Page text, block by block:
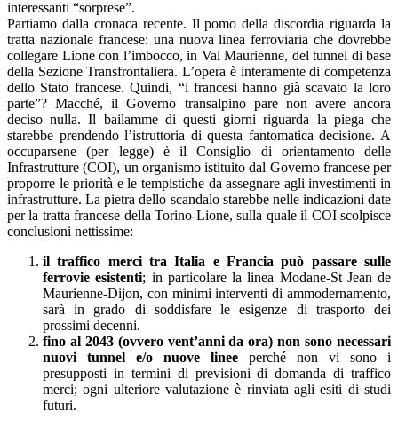
interessanti “sorprese”.
Partiamo dalla cronaca recente. Il pomo della discordia riguarda la
tratta nazionale francese: una nuova linea ferroviaria che dovrebbe
collegare Lione con l’imbocco, in Val Maurienne, del tunnel di base
della Sezione Transfrontaliera. L’opera è interamente di competenza
dello Stato francese. Quindi, “i francesi hanno già scavato la loro
parte”? Macché, il Governo transalpino pare non avere ancora
deciso nulla. Il bailamme di questi giorni riguarda la piega che
starebbe prendendo l’istruttoria di questa fantomatica decisione. A
occuparsene (per legge) è il Consiglio di orientamento delle
Infrastrutture (COI), un organismo istituito dal Governo francese per
proporre le priorità e le tempistiche da assegnare agli investimenti in
infrastrutture. La pietra dello scandalo starebbe nelle indicazioni date
per la tratta francese della Torino-Lione, sulla quale il COI scolpisce
conclusioni nettissime:
il traffico merci tra Italia e Francia può passare sulle
ferrovie esistenti; in particolare la linea Modane-St Jean de
Maurienne-Dijon, con minimi interventi di ammodernamento,
sarà in grado di soddisfare le esigenze di trasporto dei
prossimi decenni.
fino al 2043 (ovvero vent’anni da ora) non sono necessari
nuovi tunnel e/o nuove linee perché non vi sono i
presupposti in termini di previsioni di domanda di traffico
merci; ogni ulteriore valutazione è rinviata agli esiti di studi
futuri.